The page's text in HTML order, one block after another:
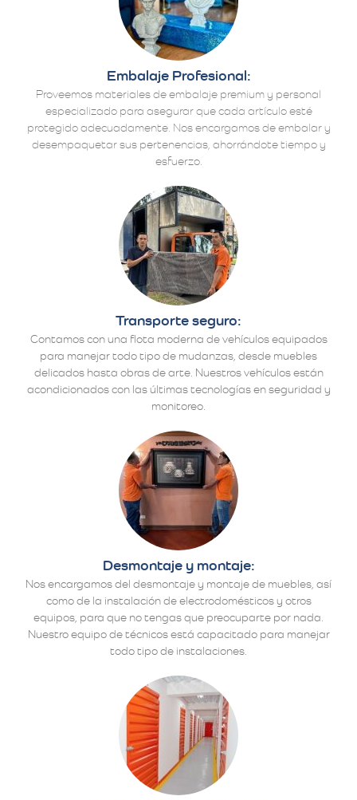
Embalaje Profesional:
Proveemos materiales de embalaje premium y personal
especializado para asegurar que cada artículo esté
protegido adecuadamente. Nos encargamos de embalar y
desempaquetar sus pertenencias, ahorrándote tiempo y
esfuerzo.
Transporte seguro:
Contamos con una flota moderna de vehículos equipados
para manejar todo tipo de mudanzas, desde muebles
delicados hasta obras de arte. Nuestros vehículos están
acondicionados con las últimas tecnologías en seguridad y
monitoreo.
Desmontaje y montaje:
Nos encargamos del desmontaje y montaje de muebles, así
como de la instalación de electrodomésticos y otros
equipos, para que no tengas que preocuparte por nada.
Nuestro equipo de técnicos está capacitado para manejar
todo tipo de instalaciones.